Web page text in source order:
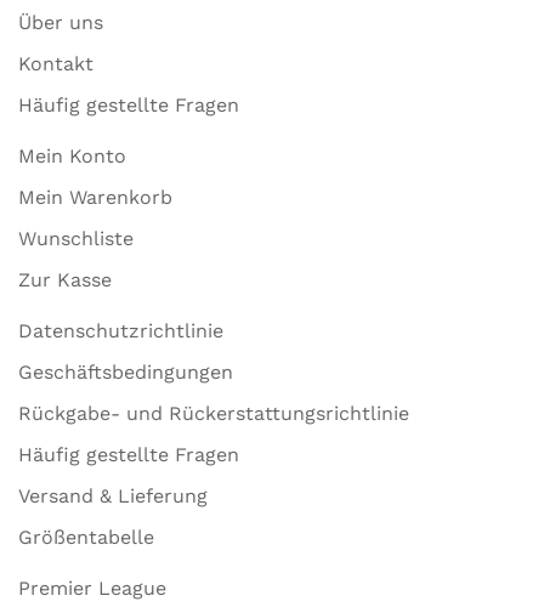
Über uns
Kontakt
Häufig gestellte Fragen
Mein Konto
Mein Warenkorb
Wunschliste
Zur Kasse
Datenschutzrichtlinie
Geschäftsbedingungen
Rückgabe- und Rückerstattungsrichtlinie
Häufig gestellte Fragen
Versand & Lieferung
Größentabelle
Premier League